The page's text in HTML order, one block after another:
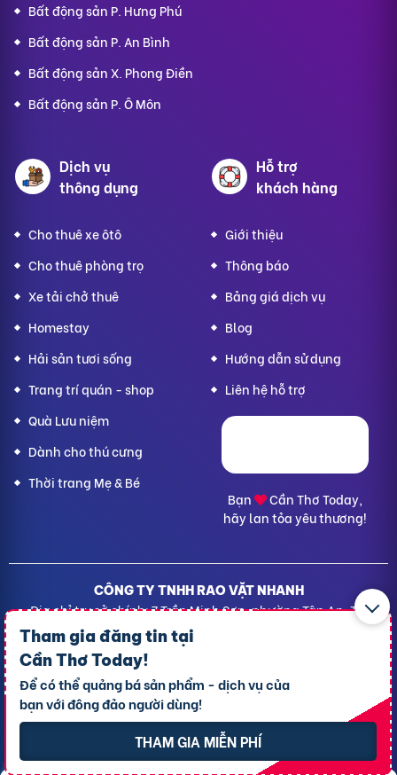
Tham gia đăng tin tại
Cần Thơ Today!
Để có thể quảng bá sản phẩm - dịch vụ của
bạn với đông đảo người dùng!
THAM GIA MIỄN PHÍ
Bất động sản P. Hưng Phú
Bất động sản P. An Bình
Bất động sản X. Phong Điền
Bất động sản P. Ô Môn
Dịch vụ
thông dụng
Cho thuê xe ôtô
Cho thuê phòng trọ
Xe tải chở thuê
Homestay
Hải sản tươi sống
Trang trí quán - shop
Quà Lưu niệm
Dành cho thú cưng
Thời trang Mẹ & Bé
Hỗ trợ
khách hàng
Giới thiệu
Thông báo
Bảng giá dịch vụ
Blog
Hướng dẫn sử dụng
Liên hệ hỗ trợ
Bạn
Cần Thơ Today,
hãy lan tỏa yêu thương!
CÔNG TY TNHH RAO VẶT NHANH
Địa chỉ trụ sở chính: 7 Trần Minh Sơn, phường Tân An, TP.
Cần Thơ
Giấy CNĐKDN: 1801717351 – Ngày cấp: 24/01/2022 - Cơ
quan cấp: Phòng Đăng ký kinh doanh – Sở kế hoạch và
Đầu tư TP. Cần Thơ
Liên hệ hỗ trợ- Hotline:
Quy chế hoạt động
Chính sách giải quyết khiếu nại
Chính sách bảo mật thông tin